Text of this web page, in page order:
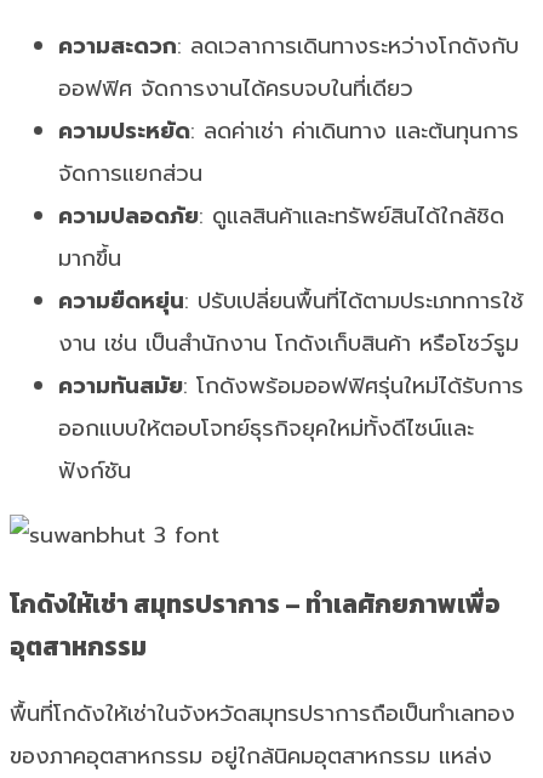
ความสะดวก: ลดเวลาการเดินทางระหว่างโกดังกับ
ออฟฟิศ จัดการงานได้ครบจบในที่เดียว
ความประหยัด: ลดค่าเช่า ค่าเดินทาง และต้นทุนการ
จัดการแยกส่วน
ความปลอดภัย: ดูแลสินค้าและทรัพย์สินได้ใกล้ชิด
มากขึ้น
ความยืดหยุ่น: ปรับเปลี่ยนพื้นที่ได้ตามประเภทการใช้
งาน เช่น เป็นสำนักงาน โกดังเก็บสินค้า หรือโชว์รูม
ความทันสมัย: โกดังพร้อมออฟฟิศรุ่นใหม่ได้รับการ
ออกแบบให้ตอบโจทย์ธุรกิจยุคใหม่ทั้งดีไซน์และ
ฟังก์ชัน
โกดังให้เช่า สมุทรปราการ – ทำเลศักยภาพเพื่อ
อุตสาหกรรม
พื้นที่โกดังให้เช่าในจังหวัดสมุทรปราการถือเป็นทำเลทอง
ของภาคอุตสาหกรรม อยู่ใกล้นิคมอุตสาหกรรม แหล่ง